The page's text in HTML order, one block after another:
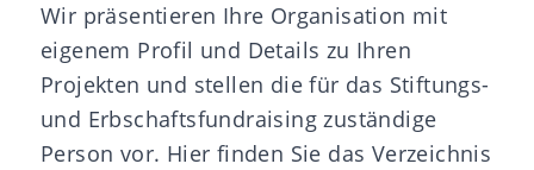
Wir präsentieren Ihre Organisation mit
eigenem Profil und Details zu Ihren
Projekten und stellen die für das Stiftungs-
und Erbschaftsfundraising zuständige
Person vor. Hier finden Sie das Verzeichnis